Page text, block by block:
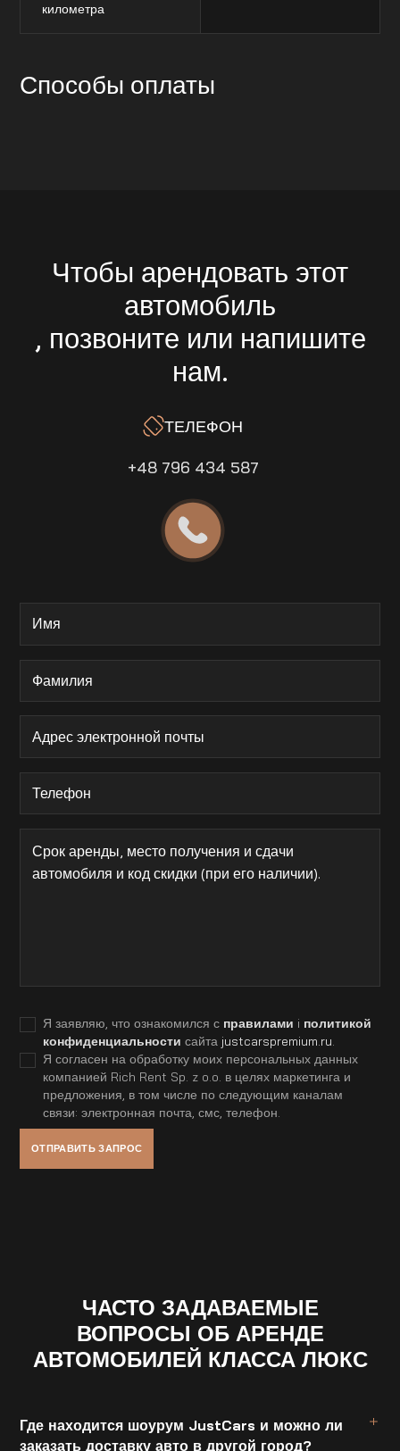
километра
Способы оплаты
Чтобы арендовать этот
автомобиль
, позвоните или напишите
нам.
ТЕЛЕФОН
+48 796 434 587
Я заявляю, что ознакомился с правилами i политикой
конфиденциальности сайта justcarspremium.ru
Я согласен на обработку моих персональных данных
компанией Rich Rent Sp. z o.o. в целях маркетинга и
предложения, в том числе по следующим каналам
связи: электронная почта, смс, телефон.
ЧАСТО ЗАДАВАЕМЫЕ
ВОПРОСЫ ОБ АРЕНДЕ
АВТОМОБИЛЕЙ КЛАССА ЛЮКС
Где находится шоурум JustCars и можно ли
заказать доставку авто в другой город?